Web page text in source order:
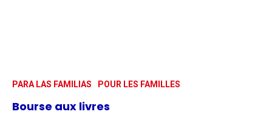
PARA LAS FAMILIAS POUR LES FAMILLES
Bourse aux livres